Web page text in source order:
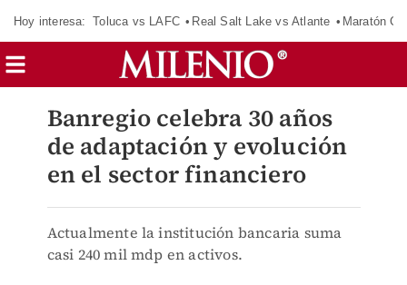
Hoy interesa: Toluca vs LAFC Real Salt Lake vs Atlante Maratón
Banregio celebra 30 años
de adaptación y evolución
en el sector financiero
Actualmente la institución bancaria suma
casi 240 mil mdp en activos.